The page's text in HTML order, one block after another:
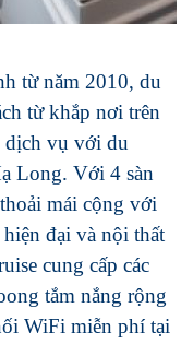
từ năm 2010, du
từ khắp nơi trên
dịch vụ với du
Long. Với 4 sàn
mái cộng với
đại và nội thất
cung cấp các
tắm nắng rộng
WiFi miễn phí tại